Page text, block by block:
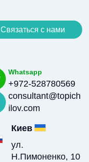
Whatsapp
+972-528780569
consultant@topich
ilov.com
Связаться с нами
Киев
ул.
Н.Пимоненко, 10